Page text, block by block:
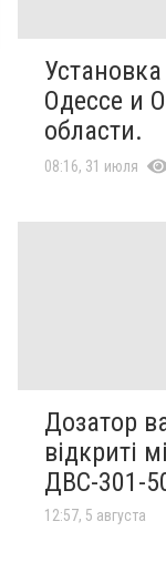
Одессе и
области.
08:16, 31 июля
Дозатор
відкриті
ДВС-301-
12:57, 5 августа